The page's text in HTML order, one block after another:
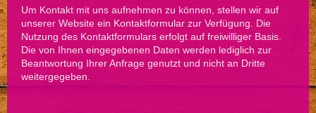
Um Kontakt mit uns aufnehmen zu können, stellen wir auf
unserer Website ein Kontaktformular zur Verfügung. Die
Nutzung des Kontaktformulars erfolgt auf freiwilliger Basis.
Die von Ihnen eingegebenen Daten werden lediglich zur
Beantwortung Ihrer Anfrage genutzt und nicht an Dritte
weitergegeben.